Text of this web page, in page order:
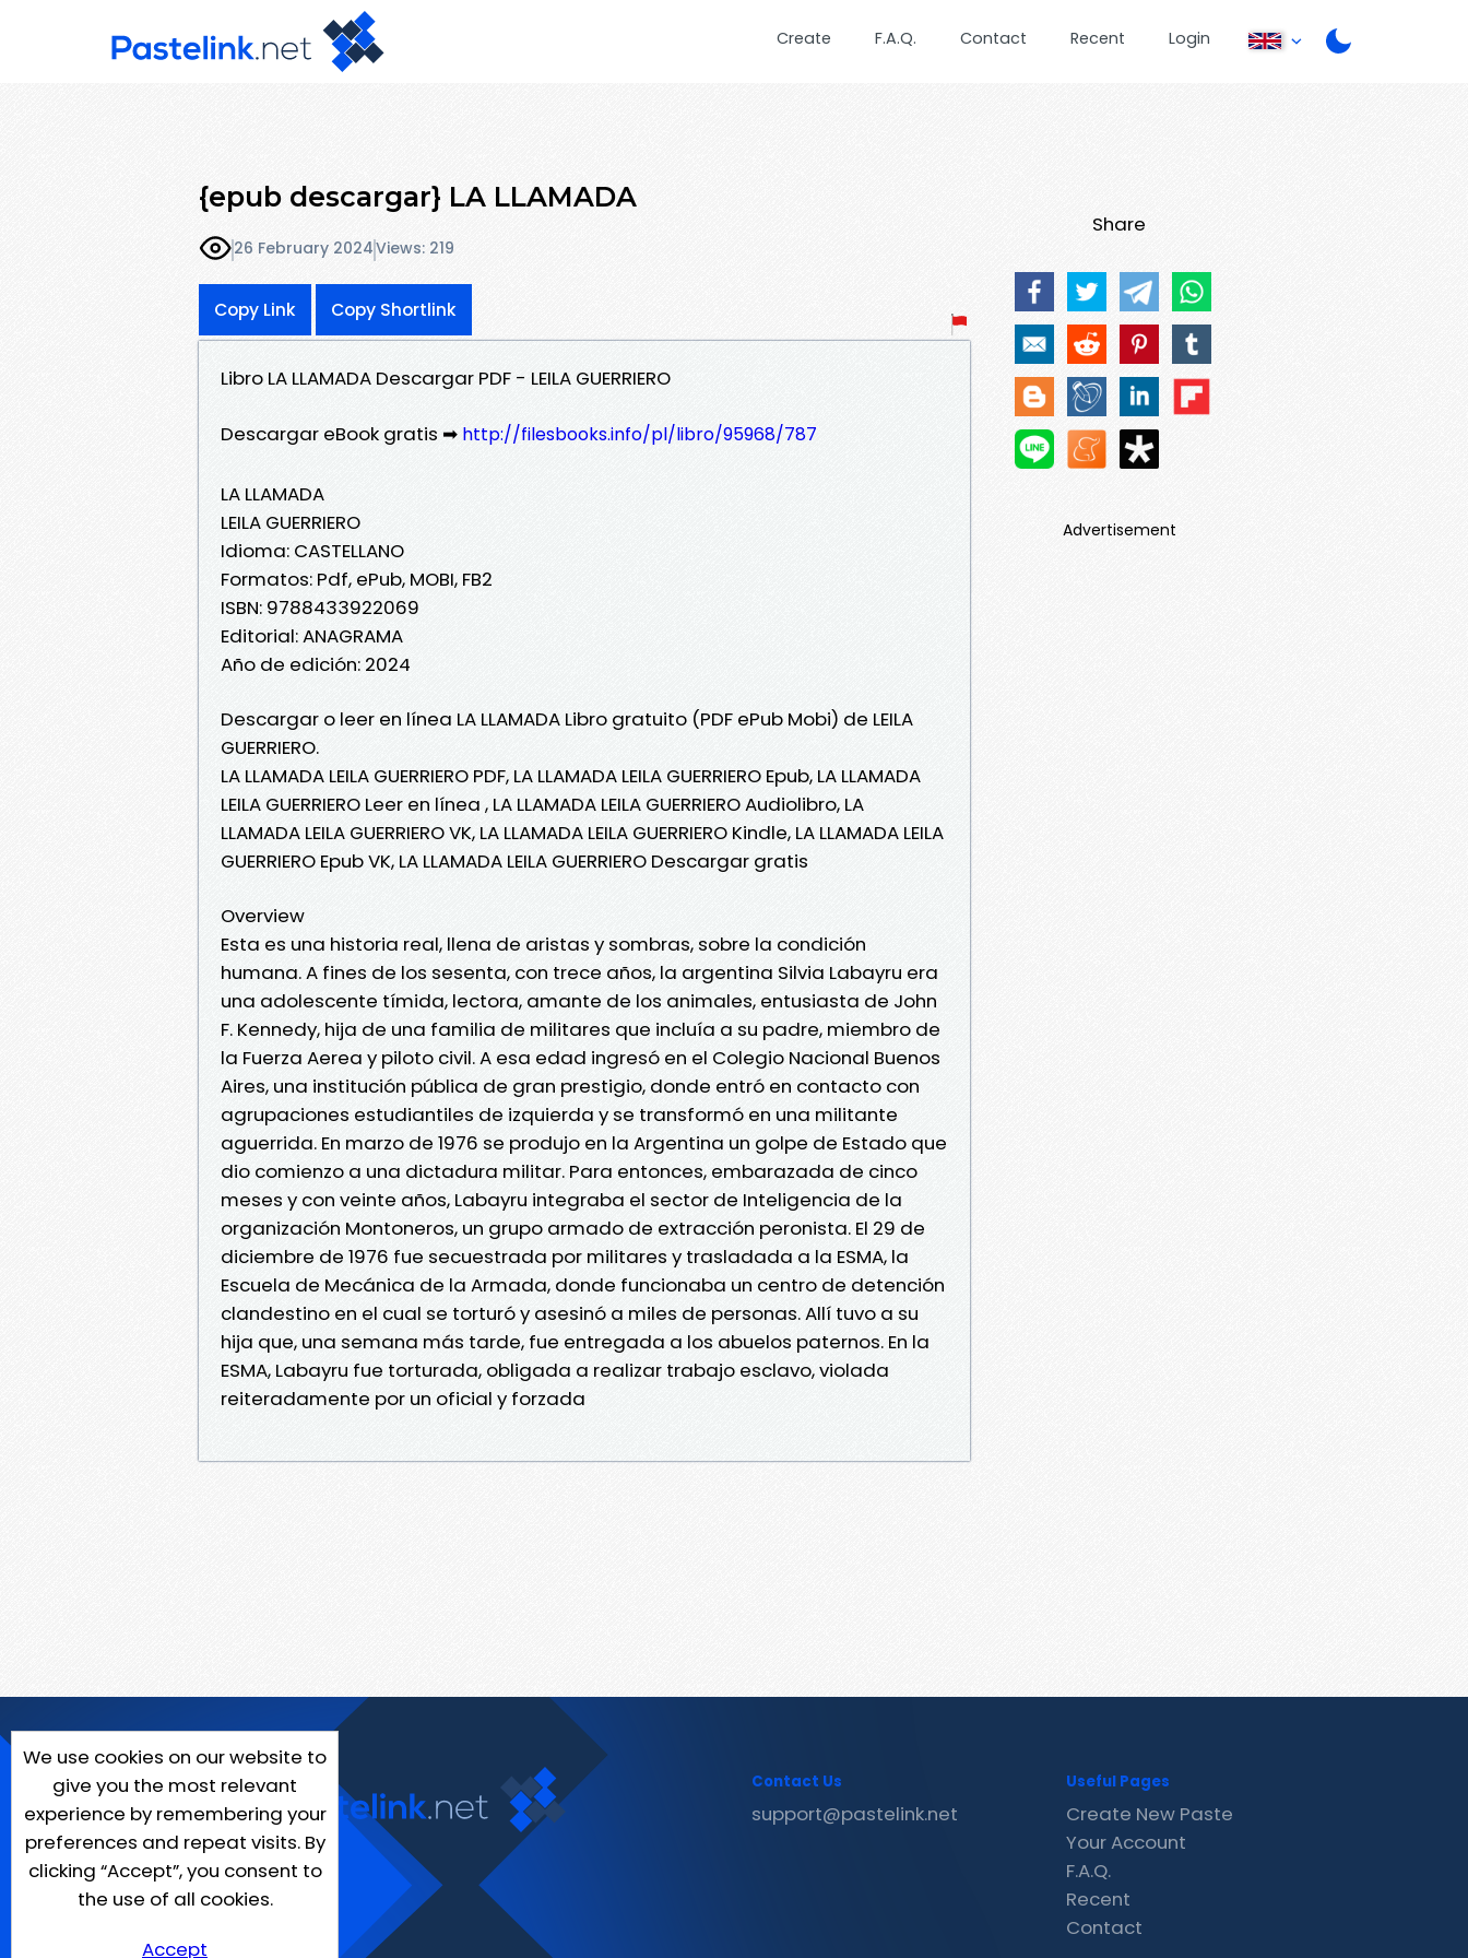
Create F.A.Q. Contact Recent Login
{epub descargar} LA LLAMADA
26 February 2024Views: 219
Copy Link Copy Shortlink
Libro LA LLAMADA Descargar PDF - LEILA GUERRIERO
Descargar eBook gratis ➡ http://filesbooks.info/pl/libro/95968/787
LA LLAMADA
LEILA GUERRIERO
Idioma: CASTELLANO
Formatos: Pdf, ePub, MOBI, FB2
ISBN: 9788433922069
Editorial: ANAGRAMA
Año de edición: 2024
Descargar o leer en línea LA LLAMADA Libro gratuito (PDF ePub Mobi) de LEILA
GUERRIERO.
LA LLAMADA LEILA GUERRIERO PDF, LA LLAMADA LEILA GUERRIERO Epub, LA LLAMADA
LEILA GUERRIERO Leer en línea , LA LLAMADA LEILA GUERRIERO Audiolibro, LA
LLAMADA LEILA GUERRIERO VK, LA LLAMADA LEILA GUERRIERO Kindle, LA LLAMADA LEILA
GUERRIERO Epub VK, LA LLAMADA LEILA GUERRIERO Descargar gratis
Overview
Esta es una historia real, llena de aristas y sombras, sobre la condición
humana. A fines de los sesenta, con trece años, la argentina Silvia Labayru era
una adolescente tímida, lectora, amante de los animales, entusiasta de John
F. Kennedy, hija de una familia de militares que incluía a su padre, miembro de
la Fuerza Aerea y piloto civil. A esa edad ingresó en el Colegio Nacional Buenos
Aires, una institución pública de gran prestigio, donde entró en contacto con
agrupaciones estudiantiles de izquierda y se transformó en una militante
aguerrida. En marzo de 1976 se produjo en la Argentina un golpe de Estado que
dio comienzo a una dictadura militar. Para entonces, embarazada de cinco
meses y con veinte años, Labayru integraba el sector de Inteligencia de la
organización Montoneros, un grupo armado de extracción peronista. El 29 de
diciembre de 1976 fue secuestrada por militares y trasladada a la ESMA, la
Escuela de Mecánica de la Armada, donde funcionaba un centro de detención
clandestino en el cual se torturó y asesinó a miles de personas. Allí tuvo a su
hija que, una semana más tarde, fue entregada a los abuelos paternos. En la
ESMA, Labayru fue torturada, obligada a realizar trabajo esclavo, violada
reiteradamente por un oficial y forzada
Share
Advertisement
We use cookies on our website to
give you the most relevant
experience by remembering your
preferences and repeat visits. By
clicking “Accept”, you consent to
the use of all cookies.
Accept
Contact Us
support@pastelink.net
Useful Pages
Create New Paste
Your Account
F.A.Q.
Recent
Contact